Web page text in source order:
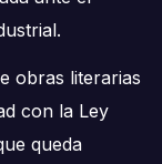
obras literarias
con la Ley
queda